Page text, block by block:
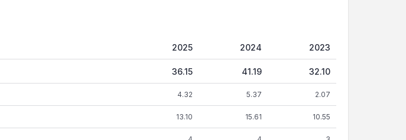
2025 2024 2023
36.15 41.19 32.10
4.32 5.37 2.07
13.10 15.61 10.55